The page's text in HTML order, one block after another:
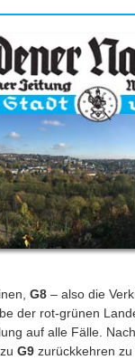
G8– also die
der rot-grünen
auf alle Fälle.
G9zurückkehren zu